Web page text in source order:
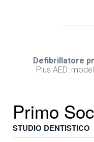
Defibrillatore
Plus AED:
Primo
STUDIO DENTISTICO